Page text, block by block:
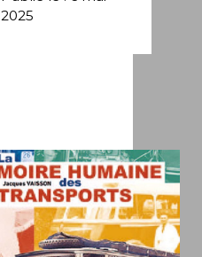
2025